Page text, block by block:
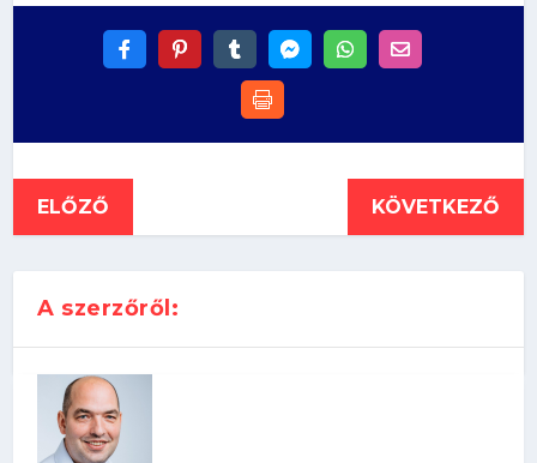
ELŐZŐ KÖVETKEZŐ
A szerzőről: